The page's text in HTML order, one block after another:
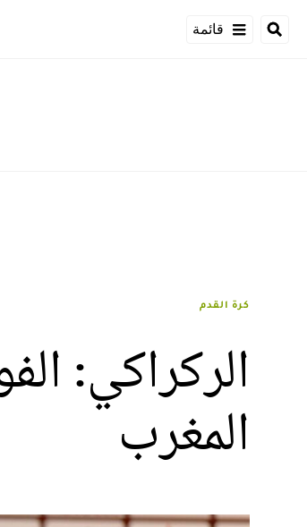
قائمة
كرة القدم
الركراكي:
المغرب